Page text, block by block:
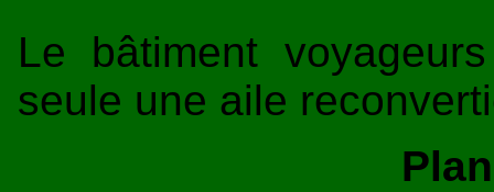
Le bâtiment
seule une aile